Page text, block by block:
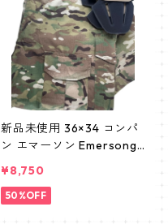
新品未使用 36×34 コンパ
ン エマーソン Emersonge
チカム G3 ミリタリー タ
クティカル
¥8,750
50%OFF